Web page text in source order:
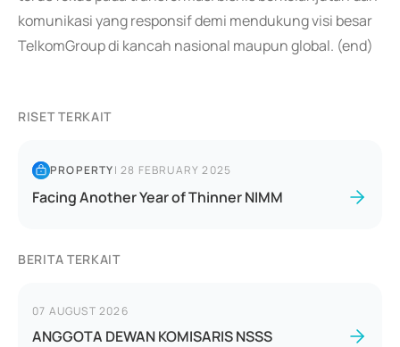
komunikasi yang responsif demi mendukung visi besar
TelkomGroup di kancah nasional maupun global. (end)
RISET TERKAIT
PROPERTY|28 FEBRUARY 2025
Facing Another Year of Thinner NIMM
BERITA TERKAIT
07 AUGUST 2026
ANGGOTA DEWAN KOMISARIS NSSS